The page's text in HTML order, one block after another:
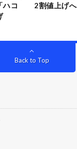
ハコ
2割値上げへ
Back to Top